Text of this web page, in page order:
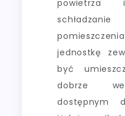
powietrza
jednostkę
być
dobrze
dostępnym